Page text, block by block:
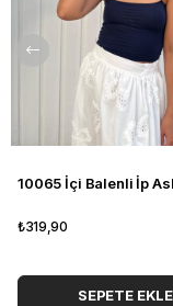
10065 İçi Balenli İp
₺319,90
SEPETE EKLE